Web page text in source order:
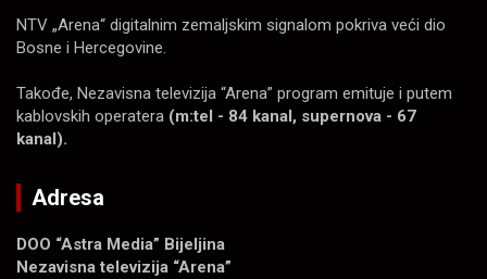
NTV „Arena“ digitalnim zemaljskim signalom pokriva veći dio
Bosne i Hercegovine.
Takođe, Nezavisna televizija “Arena” program emituje i putem
kablovskih operatera (m:tel - 84 kanal, supernova - 67
kanal).
Adresa
DOO “Astra Media” Bijeljina
Nezavisna televizija “Arena”